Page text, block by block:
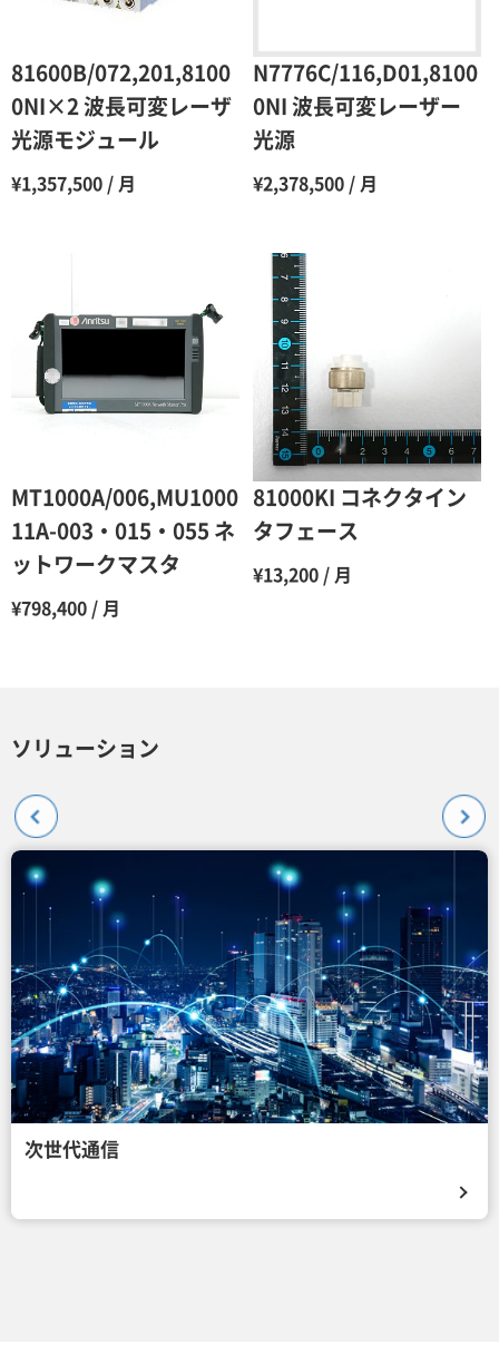
5ヶ月
65％（割引率35％）
7ヶ月 60％（割引率 40％）
8ヶ月 55％（割引率45％）
9ヶ月 50％（割引率50％）
47％（割引率53％）
12ヶ月 45％（割引率55％）
81600B/072,201,8100
0NI×2 波長可変レーザ
光源モジュール
¥1,357,500 / 月
N7776C/116,D01,8100
0NI 波長可変レーザー
光源
¥2,378,500 / 月
MT1000A/006,MU1000
11A-003・015・055 ネ
ットワークマスタ
¥798,400 / 月
81000KI コネクタイン
タフェース
¥13,200 / 月
ソリューション
次世代通信